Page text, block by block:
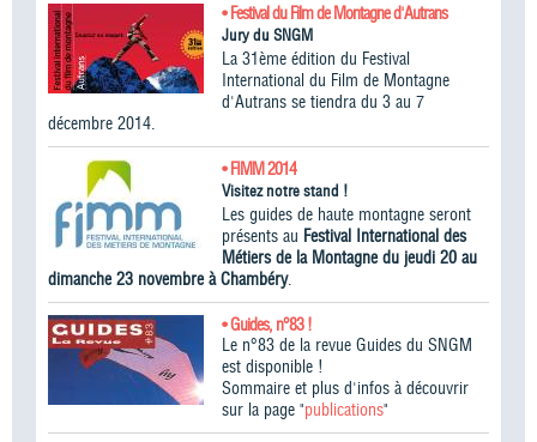
• Festival du Film de Montagne d'Autrans
Jury du SNGM
La 31ème édition du Festival
International du Film de Montagne
d'Autrans se tiendra du 3 au 7
décembre 2014.
• FIMM 2014
Visitez notre stand !
Les guides de haute montagne seront
présents au Festival International des
Métiers de la Montagne du jeudi 20 au
dimanche 23 novembre à Chambéry.
• Guides, n°83 !
Le n°83 de la revue Guides du SNGM
est disponible !
Sommaire et plus d'infos à découvrir
sur la page "publications"